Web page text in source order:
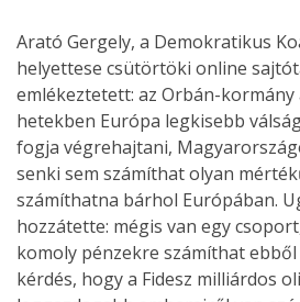
Arató Gergely, a Demokratikus
helyettese csütörtöki online
emlékeztetett: az Orbán-kormány
hetekben Európa legkisebb
fogja végrehajtani,
senki sem számíthat olyan
számíthatna bárhol Európában.
hozzátette: mégis van egy
komoly pénzekre számíthat
kérdés, hogy a Fidesz milliárdos